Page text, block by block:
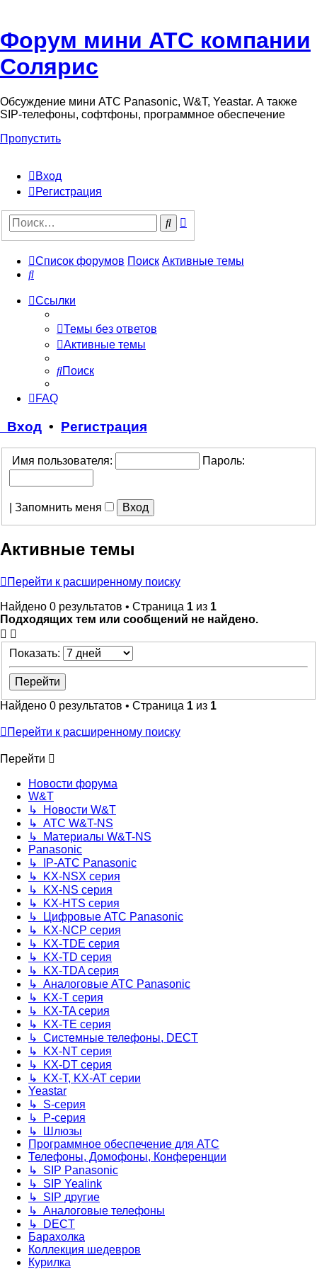
Форум мини АТС компании
Солярис
Обсуждение мини АТС Panasonic, W&T, Yeastar. А также
SIP-телефоны, софтфоны, программное обеспечение
Пропустить
Вход
Регистрация
Поиск
Список форумов Поиск Активные темы
Поиск
Ссылки
Темы без ответов
Активные темы
Поиск
FAQ
Вход • Регистрация
Имя пользователя: Пароль:
Запомнить меня
Активные темы
Перейти к расширенному поиску
Найдено 0 результатов • Страница 1 из 1
Подходящих тем или сообщений не найдено.
Показать:
Найдено 0 результатов • Страница 1 из 1
Перейти к расширенному поиску
Перейти
Новости форума
W&T
↳ Новости W&T
↳ АТС W&T-NS
↳ Материалы W&T-NS
Panasonic
↳ IP-АТС Panasonic
↳ KX-NSX серия
↳ KX-NS серия
↳ KX-HTS серия
↳ Цифровые АТС Panasonic
↳ KX-NCP серия
↳ KX-TDE серия
↳ KX-TD серия
↳ KX-TDA серия
↳ Аналоговые АТС Panasonic
↳ KX-T серия
↳ KX-TA серия
↳ KX-TE серия
↳ Системные телефоны, DECT
↳ KX-NT серия
↳ KX-DT серия
↳ KX-T, KX-AT серии
Yeastar
↳ S-серия
↳ P-серия
↳ Шлюзы
Программное обеспечение для АТС
Телефоны, Домофоны, Конференции
↳ SIP Panasonic
↳ SIP Yealink
↳ SIP другие
↳ Аналоговые телефоны
↳ DECT
Барахолка
Коллекция шедевров
Курилка